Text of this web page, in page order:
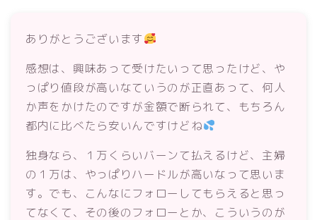
ありがとうございます
感想は、興味あって受けたいって思ったけど、や
っぱり値段が高いなていうのが正直あって、何人
か声をかけたのですが金額で断られて、もちろん
都内に比べたら安いんですけどね
独身なら、１万くらいバーンて払えるけど、主婦
の１万は、やっぱりハードルが高いなって思いま
す。でも、こんなにフォローしてもらえると思っ
てなくて、その後のフォローとか、こういうのが